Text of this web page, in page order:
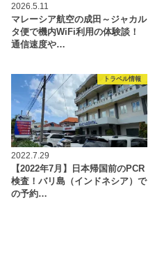
2026.5.11
マレーシア航空の成田～ジャカル
タ便で機内WiFi利用の体験談！
通信速度や…
トラベル情報
2022.7.29
【2022年7月】日本帰国前のPCR
検査！バリ島（インドネシア）で
の予約…